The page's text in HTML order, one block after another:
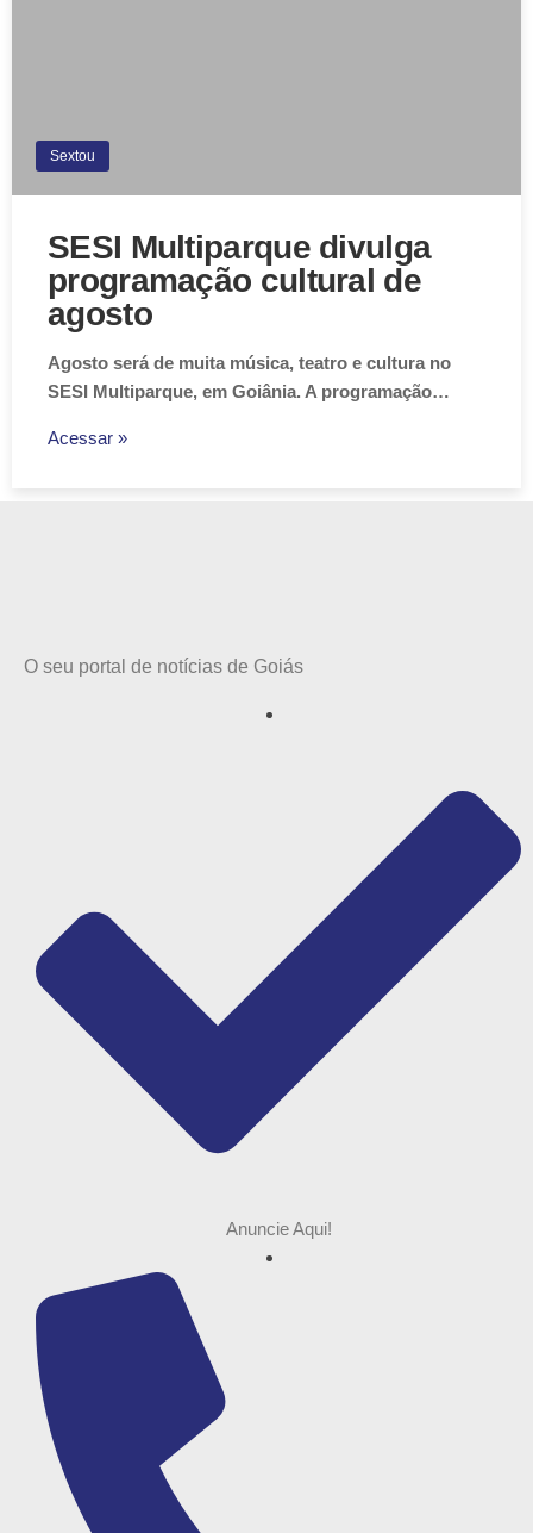
Sextou
SESI Multiparque divulga
programação cultural de
agosto
Agosto será de muita música, teatro e cultura no
SESI Multiparque, em Goiânia. A programação…
Acessar »
O seu portal de notícias de Goiás
Anuncie Aqui!